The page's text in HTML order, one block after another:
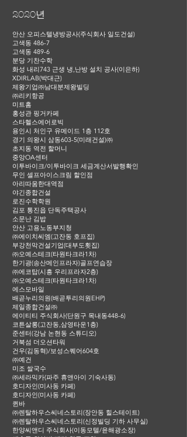
2020년
안산 오피스텔냉방공사(주식회사 일도건설)
고색동 486-7
고색동 489-6
분당 기찬수학
화성 내리743 근생 냉,난방 설치 공사(이은하)
XDIRLAB(박대근)
제왕기업㈜남대분제왕빌딩
㈜리키항공
미트홈
홍성관 핑거카페
스타헬스에어로빅
용인시 처인구 유메이드 1층 112호
경기 의왕시 삼동603-5(미래건설)㈜
초지동 역전 할머니
중앙OA센터
이투바이크/이투바이크 세금계산서발행확인
무인 셀프아이스크림 할인점
아리따움한대역점
야긴종합건설
로진수학학원
김포 통진읍 단독주택공사
소문난 김밥
안산 고용노동부지청
㈜에이치씨엠(고잔동 호프집)
부강천막건설기업(대부도횟집)
㈜오예스테크(타원타크라1차)
한기광(송산메인프라자)골프연습장
㈜에코탑(시흥 우리프라자2층)
㈜오예스테크(타원타크라1차)
에스모바일
배곧누리의원(배곧투리의원EHP)
제일종합건설㈜
에이티티 주식회사(단원구 목내동448-6)
코튼살롱(고잔동,삼영타운1층)
준센터(강남 논현동 스튜디오)
거북섬 더오션타워
건우(김동혁)/보성스퀘어604호
㈜예건
미조 쌀국수
㈜세라믹카(파주 휴앤아이 기숙사동)
호디자인(미사동 카페)
호디자인(미사동 카페)
퀸바
㈜렌탈하우스씨네스토리(장안동 힐스테이트)
㈜렌탈하우스씨네스토리(신정빌딩 기하 사무실)
한양씨앤디 주식회사(이동모텔/윤해광소장)